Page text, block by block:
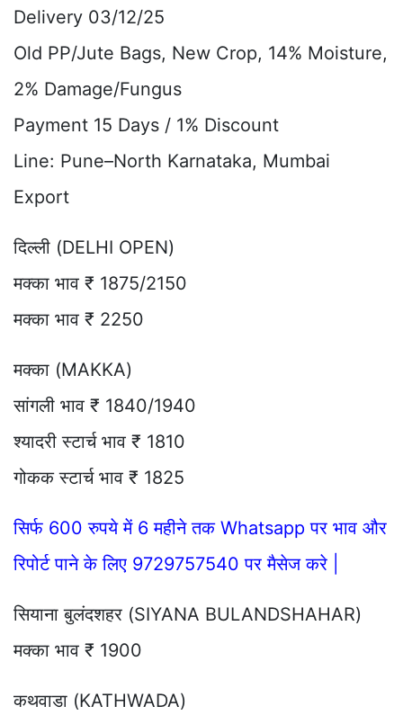
Delivery 03/12/25
Old PP/Jute Bags, New Crop, 14% Moisture,
2% Damage/Fungus
Payment 15 Days / 1% Discount
Line: Pune–North Karnataka, Mumbai
Export
दिल्ली (DELHI OPEN)
मक्का भाव ₹ 1875/2150
मक्का भाव ₹ 2250
मक्का (MAKKA)
सांगली भाव ₹ 1840/1940
श्यादरी स्टार्च भाव ₹ 1810
गोकक स्टार्च भाव ₹ 1825
सिर्फ 600 रुपये में 6 महीने तक Whatsapp पर भाव और
रिपोर्ट पाने के लिए 9729757540 पर मैसेज करे |
सियाना बुलंदशहर (SIYANA BULANDSHAHAR)
मक्का भाव ₹ 1900
कथवाडा (KATHWADA)